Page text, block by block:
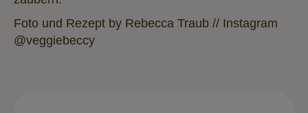
Foto und Rezept by Rebecca Traub // Instagram
@veggiebeccy